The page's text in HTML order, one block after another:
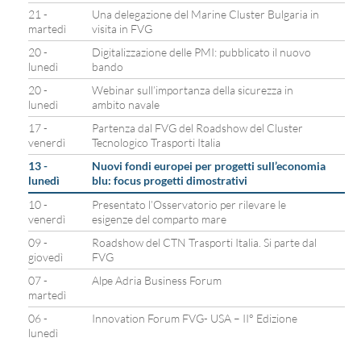
21 -
martedì
Una delegazione del Marine Cluster Bulgaria in
visita in FVG
20 -
lunedì
Digitalizzazione delle PMI: pubblicato il nuovo
bando
20 -
lunedì
Webinar sull’importanza della sicurezza in
ambito navale
17 -
venerdì
Partenza dal FVG del Roadshow del Cluster
Tecnologico Trasporti Italia
13 -
lunedì
Nuovi fondi europei per progetti sull’economia
blu: focus progetti dimostrativi
10 -
venerdì
Presentato l’Osservatorio per rilevare le
esigenze del comparto mare
09 -
giovedì
Roadshow del CTN Trasporti Italia. Si parte dal
FVG
07 -
martedì
Alpe Adria Business Forum
06 -
lunedì
Innovation Forum FVG- USA – II° Edizione